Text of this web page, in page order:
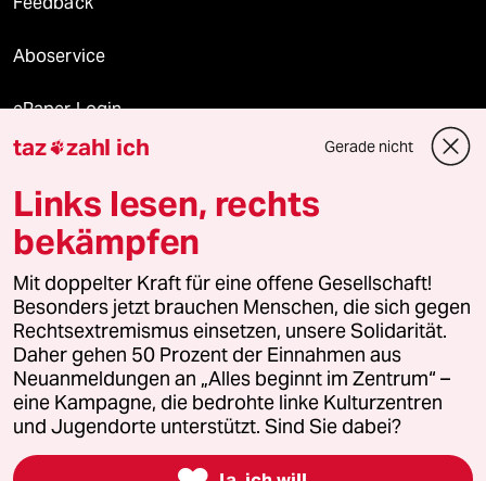
Aboservice
ePaper Login
Downloads für Abonnierende
© 2026 taz Verlags und Vertriebs GmbH
Alle Rechte vorbehalten. Bei rechtlichen Fragen oder für Genehmigungen
wenden Sie sich bitte an
lizenzen@taz.de
Feedback Redaktionsstatut Kommune-Richtlinien
Leitlinie Informant Datenschutz Impressum AGB
Seitenwende Einwilligungen widerrufen (Ads)
taz zahl ich Gerade nicht
Links lesen, rechts
bekämpfen
Mit doppelter Kraft für eine offene Gesellschaft!
Besonders jetzt brauchen Menschen, die sich gegen
Rechtsextremismus einsetzen, unsere Solidarität.
Daher gehen 50 Prozent der Einnahmen aus
Neuanmeldungen an „Alles beginnt im Zentrum“ –
eine Kampagne, die bedrohte linke Kulturzentren
und Jugendorte unterstützt. Sind Sie dabei?